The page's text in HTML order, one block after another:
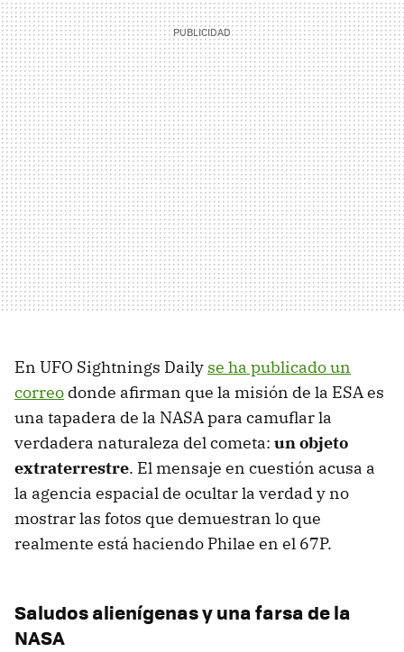
En UFO Sightnings Daily se ha publicado un
correo donde afirman que la misión de la ESA es
una tapadera de la NASA para camuflar la
verdadera naturaleza del cometa: un objeto
extraterrestre. El mensaje en cuestión acusa a
la agencia espacial de ocultar la verdad y no
mostrar las fotos que demuestran lo que
realmente está haciendo Philae en el 67P.
Saludos alienígenas y una farsa de la
NASA